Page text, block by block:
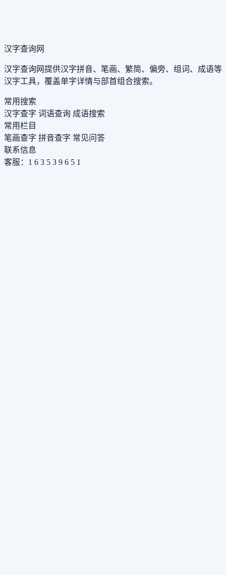
汉字查询网
汉字查询网提供汉字拼音、笔画、繁简、偏旁、组词、成语等
汉字工具，覆盖单字详情与部首组合搜索。
常用搜索
汉字查字 词语查询 成语搜索
常用栏目
笔画查字 拼音查字 常见问答
联系信息
客服：1 6 3 5 3 9 6 5 1